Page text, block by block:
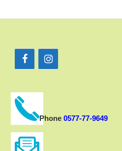
Phone 0577-77-9649